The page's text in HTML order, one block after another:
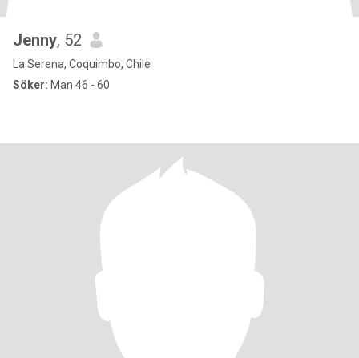
Jenny, 52
La Serena, Coquimbo, Chile
Söker: Man 46 - 60